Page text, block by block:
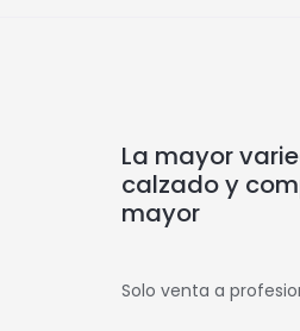
La mayor
calzado y
mayor
Solo venta a